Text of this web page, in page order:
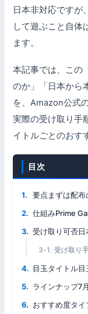
日本非対応ですが
して遊ぶこと自体
ます。
本記事では、この
のか」「日本から
を、Amazon公式
実際の受け取り手
イトルごとのおす
目次
要点まずは配布
仕組みPrime
受け取り可否日
受け取り
目玉タイトル
ラインナップ7
おすすめ度タ